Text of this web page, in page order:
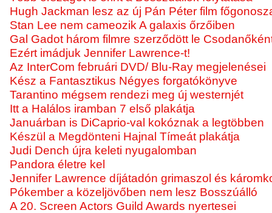
Hugh Jackman lesz az új Pán Péter film
Stan Lee nem cameozik A galaxis őrzőiben
Gal Gadot három filmre szerződött le
Ezért imádjuk Jennifer Lawrence-t!
Az InterCom februári DVD/ Blu-Ray megjelenései
Kész a Fantasztikus Négyes forgatókönyve
Tarantino mégsem rendezi meg új westernjét
Itt a Halálos iramban 7 első plakátja
Januárban is DiCaprio-val kokóznak a legtöbben
Készül a Megdönteni Hajnal Tímeát plakátja
Judi Dench újra keleti nyugalomban
Pandora életre kel
Jennifer Lawrence díjátadón grimaszol és
Pókember a közeljövőben nem lesz Bosszúálló
A 20. Screen Actors Guild Awards nyertesei